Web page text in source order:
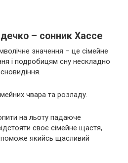
– сонник Хассе
значення – це сімейне
і подробицям сну нескладно
чвара та розладу.
на льоту падаюче
своє сімейне щастя,
якийсь щасливий